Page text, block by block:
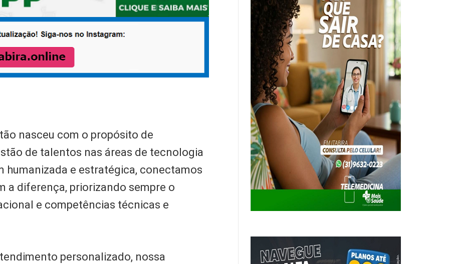
nasceu com o propósito de
de talentos nas áreas de tecnologia
humanizada e estratégica, conectamos
a diferença, priorizando sempre o
e competências técnicas e
personalizado, nossa